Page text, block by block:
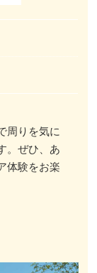
周りを気に
。ぜひ、あ
体験をお楽